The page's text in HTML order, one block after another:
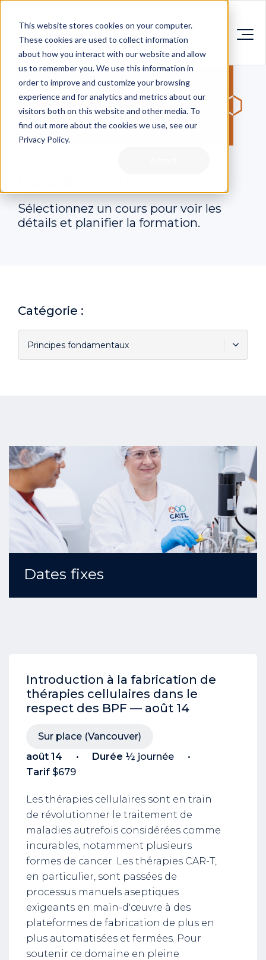
This website stores cookies on your computer.
These cookies are used to collect information
about how you interact with our website and allow
us to remember you. We use this information in
order to improve and customize your browsing
experience and for analytics and metrics about our
visitors both on this website and other media. To
find out more about the cookies we use, see our
Privacy Policy.
Sélectionnez un cours pour voir les
détails et planifier la formation.
Catégorie :
Dates fixes
Introduction à la fabrication de
thérapies cellulaires dans le
respect des BPF — août 14
Sur place (Vancouver)
août 14
Durée ½ journée
Tarif $679
Les thérapies cellulaires sont en train
de révolutionner le traitement de
maladies autrefois considérées comme
incurables, notamment plusieurs
formes de cancer. Les thérapies CAR-T,
en particulier, sont passées de
processus manuels aseptiques
exigeants en main-d'œuvre à des
plateformes de fabrication de plus en
plus automatisées et fermées. Pour
soutenir ce domaine en pleine